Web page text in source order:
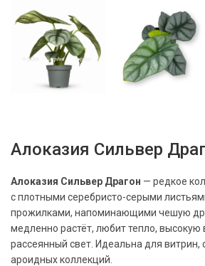
Алоказия Сильвер
Алоказия Сильвер Драгон — редкое
с плотными серебристо-серыми
прожилками, напоминающими чешую
медленно растёт, любит тепло, высокую
рассеянный свет. Идеальна для
ароидных коллекций.